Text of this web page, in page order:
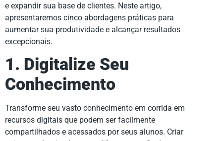
e expandir sua base de clientes. Neste artigo,
apresentaremos cinco abordagens práticas para
aumentar sua produtividade e alcançar resultados
excepcionais.
1. Digitalize Seu
Conhecimento
Transforme seu vasto conhecimento em corrida em
recursos digitais que podem ser facilmente
compartilhados e acessados por seus alunos. Criar